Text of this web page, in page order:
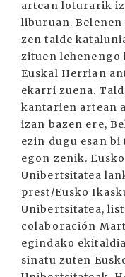
artean loturarik
liburuan. Belenen
zen talde
zituen lehenengo
Euskal Herrian
ekarri zuena.
kantarien artean
izan bazen ere,
ezin dugu esan
egon zenik.
Unibertsitatea
prest/Eusko
Unibertsitatea,
colaboración
egindako
sinatu zuten